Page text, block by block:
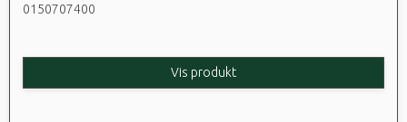
0150707400
Vis produkt